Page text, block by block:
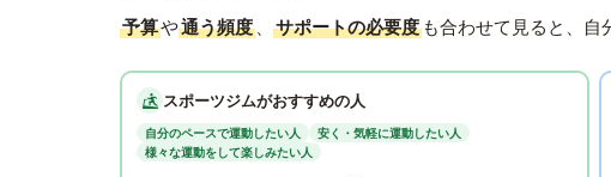
予算や通う頻度 、 サポートの必要度 も合わせて見ると、自
スポーツジムがおすすめの人
自分のペースで運動したい人
安く・気軽に運動したい人
様々な運動をして楽しみたい人